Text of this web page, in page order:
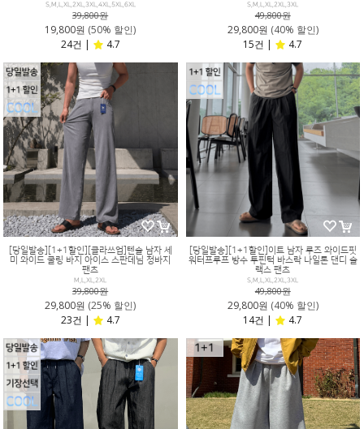
S,M,L,XL,2XL,3XL,4XL,5XL,6XL
39,800원
19,800원 (50% 할인)
24건 |
4.7
S,M,L,XL,2XL,3XL
49,800원
29,800원 (40% 할인)
15건 |
4.7
[당일발송][1+1할인][클라쓰업]텐슬 남자 세
미 와이드 쿨링 바지 아이스 스판데님 청바지
팬츠
M,L,XL,2XL
39,800원
29,800원 (25% 할인)
23건 |
4.7
[당일발송][1+1할인]이트 남자 루즈 와이드핏
워터프루프 방수 투핀턱 바스락 나일론 댄디 슬
랙스 팬츠
S,M,L,XL,2XL,3XL
49,800원
29,800원 (40% 할인)
14건 |
4.7